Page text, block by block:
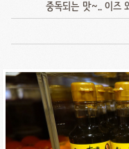
중독되는 맛~.. 이즈